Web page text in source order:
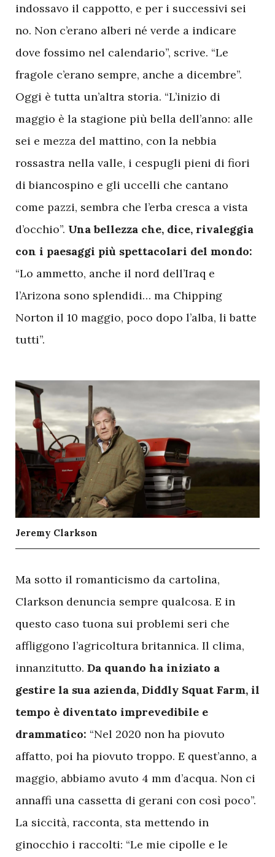
indossavo il cappotto, e per i successivi sei
no. Non c’erano alberi né verde a indicare
dove fossimo nel calendario”, scrive. “Le
fragole c’erano sempre, anche a dicembre”.
Oggi è tutta un’altra storia. “L’inizio di
maggio è la stagione più bella dell’anno: alle
sei e mezza del mattino, con la nebbia
rossastra nella valle, i cespugli pieni di fiori
di biancospino e gli uccelli che cantano
come pazzi, sembra che l’erba cresca a vista
d’occhio”. Una bellezza che, dice, rivaleggia
con i paesaggi più spettacolari del mondo:
“Lo ammetto, anche il nord dell’Iraq e
l’Arizona sono splendidi… ma Chipping
Norton il 10 maggio, poco dopo l’alba, li batte
tutti”.
Jeremy Clarkson
Ma sotto il romanticismo da cartolina,
Clarkson denuncia sempre qualcosa. E in
questo caso tuona sui problemi seri che
affliggono l’agricoltura britannica. Il clima,
innanzitutto. Da quando ha iniziato a
gestire la sua azienda, Diddly Squat Farm, il
tempo è diventato imprevedibile e
drammatico: “Nel 2020 non ha piovuto
affatto, poi ha piovuto troppo. E quest’anno, a
maggio, abbiamo avuto 4 mm d’acqua. Non ci
annaffi una cassetta di gerani con così poco”.
La siccità, racconta, sta mettendo in
ginocchio i raccolti: “Le mie cipolle e le